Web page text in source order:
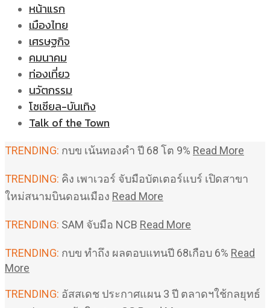
หน้าแรก
เมืองไทย
เศรษฐกิจ
คมนาคม
ท่องเที่ยว
นวัตกรรม
โซเชียล-บันเทิง
Talk of the Town
TRENDING: กบข เน้นทองคำ ปี 68 โต 9% Read More
TRENDING: คิง เพาเวอร์ จับมือบัตเตอร์แบร์ เปิดสาขา
ใหม่สนามบินดอนเมือง Read More
TRENDING: SAM จับมือ NCB Read More
TRENDING: กบข ทำถึง ผลตอบแทนปี 68เกือบ 6% Read
More
TRENDING: อัสสเดช ประกาศแผน 3 ปี ตลาดฯใช้กลยุทธ์